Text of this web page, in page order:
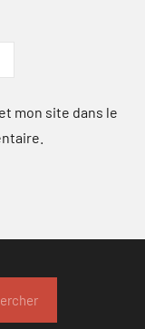
mon site dans le